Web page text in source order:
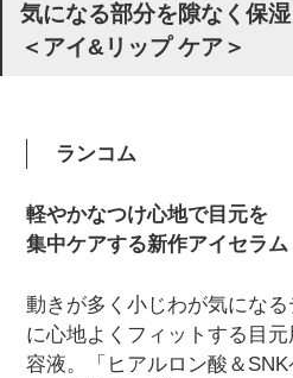
気になる部分を隙なく保湿
＜アイ&リップ ケア＞
ランコム
軽やかなつけ心地で目元を
集中ケアする新作アイセラム
動きが多く小じわが気にな
に心地よくフィットする目
容液。「ヒアルロン酸＆SNK